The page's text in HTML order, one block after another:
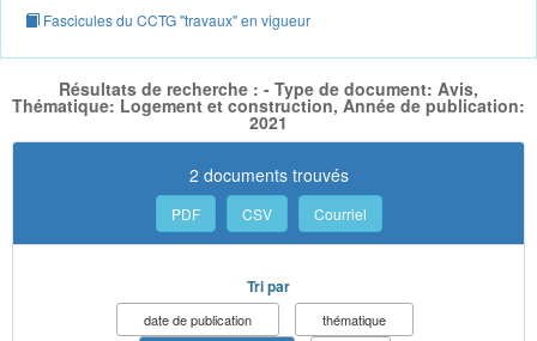
Fascicules du CCTG "travaux" en vigueur
Résultats de recherche : - Type de document: Avis,
Thématique: Logement et construction, Année de publication:
2021
2 documents trouvés
PDF CSV Courriel
Tri par
date de publication
thématique